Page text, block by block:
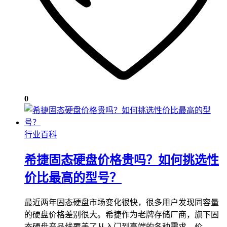
0
行业百科
希捷固态硬盘价格贵吗？如何挑选性
价比最高的型号？
最近两年固态硬盘市场变化很快，很多用户发现同容量
的硬盘价格差别很大。希捷作为老牌存储厂商，旗下固